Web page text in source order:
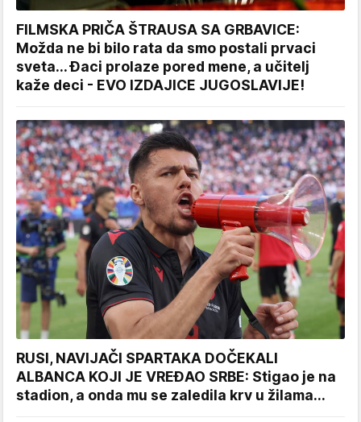
FILMSKA PRIČA ŠTRAUSA SA GRBAVICE:
Možda ne bi bilo rata da smo postali prvaci
sveta... Đaci prolaze pored mene, a učitelj
kaže deci - EVO IZDAJICE JUGOSLAVIJE!
RUSI, NAVIJAČI SPARTAKA DOČEKALI
ALBANCA KOJI JE VREĐAO SRBE: Stigao je na
stadion, a onda mu se zaledila krv u žilama...